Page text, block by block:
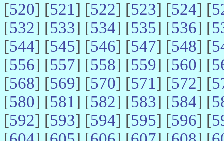
[520] [521] [522] [523] [524] [
[532] [533] [534] [535] [536] [
[544] [545] [546] [547] [548] [
[556] [557] [558] [559] [560] [
[568] [569] [570] [571] [572] [
[580] [581] [582] [583] [584] [
[592] [593] [594] [595] [596] [